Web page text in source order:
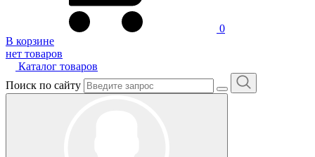
0
В корзине
нет товаров
Каталог товаров
Поиск по сайту